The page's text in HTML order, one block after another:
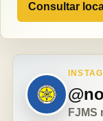
Consultar
FJMS